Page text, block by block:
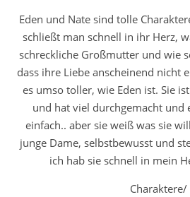
Eden und Nate sind tolle
schließt man schnell in ihr Herz,
schreckliche Großmutter und wie
dass ihre Liebe anscheinend nicht
es umso toller, wie Eden ist. Sie
und hat viel durchgemacht und
einfach.. aber sie weiß was sie
junge Dame, selbstbewusst und
ich hab sie schnell in mein
Charaktere/